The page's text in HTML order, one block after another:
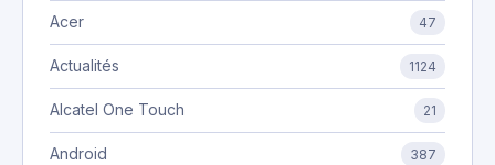
Acer 47
Actualités 1124
Alcatel One Touch 21
Android 387